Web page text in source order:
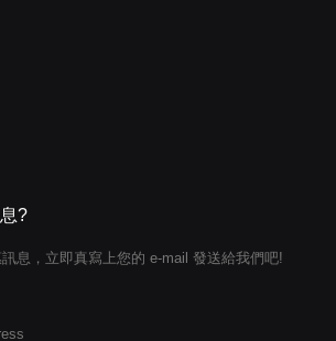
?
息，立即真寫上您的 e-mail 發送給我們吧!